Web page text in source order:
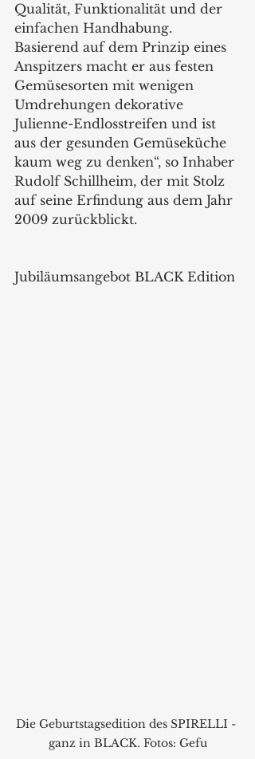
Qualität, Funktionalität und der
einfachen Handhabung.
Basierend auf dem Prinzip eines
Anspitzers macht er aus festen
Gemüsesorten mit wenigen
Umdrehungen dekorative
Julienne-Endlosstreifen und ist
aus der gesunden Gemüseküche
kaum weg zu denken“, so Inhaber
Rudolf Schillheim, der mit Stolz
auf seine Erfindung aus dem Jahr
2009 zurückblickt.
Jubiläumsangebot BLACK Edition
Die Geburtstagsedition des SPIRELLI -
ganz in BLACK. Fotos: Gefu